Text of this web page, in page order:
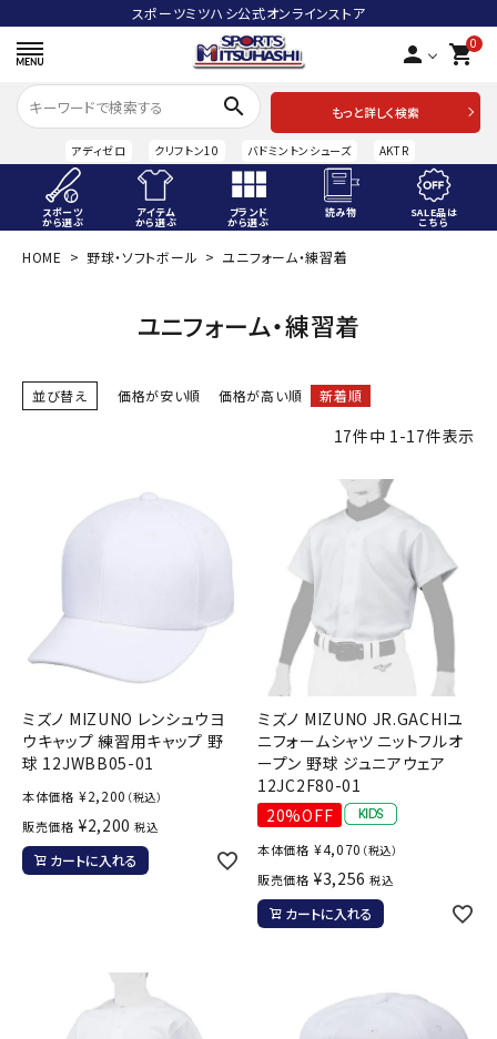
スポーツミツハシ公式オンラインストア
person 0
shopping_cart
search
もっと詳しく検索
アディゼロ クリフトン10 バドミントンシューズ AKTR
スポーツ
から選ぶ
アイテム
から選ぶ
ブランド
から選ぶ
読み物 SALE品は
こちら
ACCOUNT MENU
person 会員登録
スポーツから選ぶ
ブランドから選ぶ
INFORMATIOM
お問い合わせ
メルマガ登録
特定商取引法
プライバシーポリシー
HOME 野球・ソフトボール ユニフォーム・練習着
ユニフォーム・練習着
並び替え 価格が安い順 価格が高い順 新着順
17件中 1-17件表示
ミズノ MIZUNO レンシュウヨ
ウキャップ 練習用キャップ 野
球 12JWBB05-01
本体価格 ¥2,200 （税込）
販売価格 ¥2,200 税込
カートに入れる
ミズノ MIZUNO JR.GACHIユ
ニフォームシャツ ニットフルオ
ープン 野球 ジュニアウェア
12JC2F80-01
20%OFF
本体価格 ¥4,070 （税込）
販売価格 ¥3,256 税込
カートに入れる